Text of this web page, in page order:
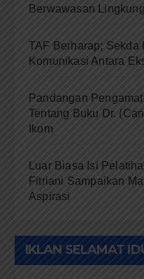
Berwawasan
TAF Berharap; Sekda
Komunikasi Antara
Pandangan
Tentang Buku Dr.
Ikom
Luar Biasa Isi
Fitriani Sampaikan
Aspirasi
IKLAN SELAMAT